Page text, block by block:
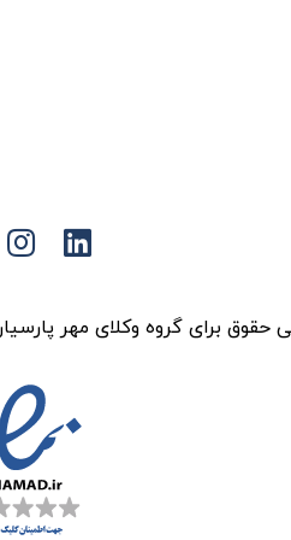
حقوق برای گروه وکلای مهر